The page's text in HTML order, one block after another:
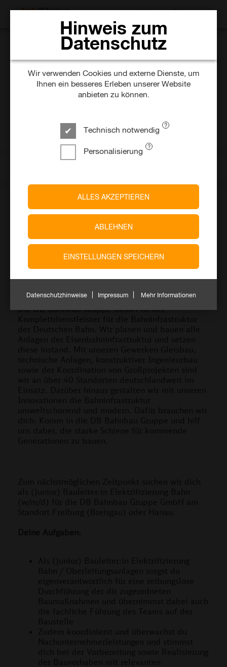
(Junior) Bauleiter:in
Elektrifizierung Bahn
vor 15 Tagen
Hinweis zum
Datenschutz
Wir verwenden Cookies und externe Dienste, um
Ihnen ein besseres Erleben unserer Website
anbieten zu können.
Technisch notwendig
Personalisierung
ALLES AKZEPTIEREN
ABLEHNEN
EINSTELLUNGEN SPEICHERN
Datenschutzhinweise Impressum Mehr Informationen